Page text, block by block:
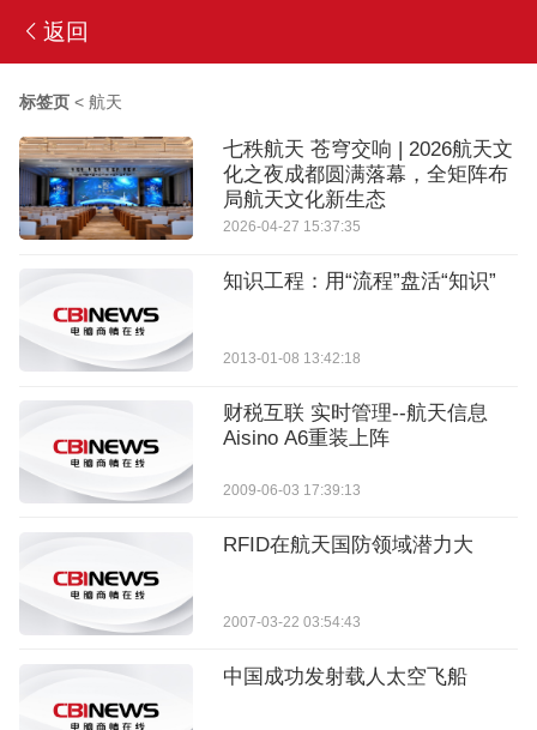
返回
标签页< 航天
七秩航天 苍穹交响 | 2026航天文
化之夜成都圆满落幕，全矩阵布
局航天文化新生态
2026-04-27 15:37:35
知识工程：用“流程”盘活“知识”
2013-01-08 13:42:18
财税互联 实时管理--航天信息
Aisino A6重装上阵
2009-06-03 17:39:13
RFID在航天国防领域潜力大
2007-03-22 03:54:43
中国成功发射载人太空飞船